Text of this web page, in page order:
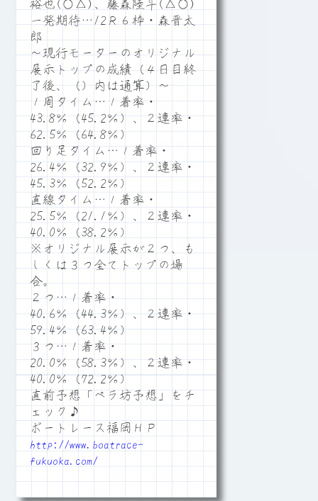
裕也(○△)、藤森陸斗(△○)
一発期待…12Ｒ６枠・森晋太
郎
～現行モーターのオリジナル
展示トップの成績（４日目終
了後、（）内は通算）～
１周タイム…１着率・
43.8％（45.2％）、２連率・
62.5％（64.8％）
回り足タイム…１着率・
26.4％（32.9％）、２連率・
45.3％（52.2％）
直線タイム…１着率・
25.5％（21.1％）、２連率・
40.0％（38.2％）
※オリジナル展示が２つ、も
しくは３つ全てトップの場
合。
２つ…１着率・
40.6％（44.3％）、２連率・
59.4％（63.4％）
３つ…１着率・
20.0％（58.3％）、２連率・
40.0％（72.2％）
直前予想「ペラ坊予想」をチ
ェック♪
ボートレース福岡ＨＰ
http://www.boatrace-
fukuoka.com/